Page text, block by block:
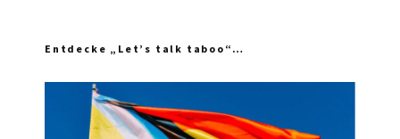
Entdecke „Let’s talk taboo“…